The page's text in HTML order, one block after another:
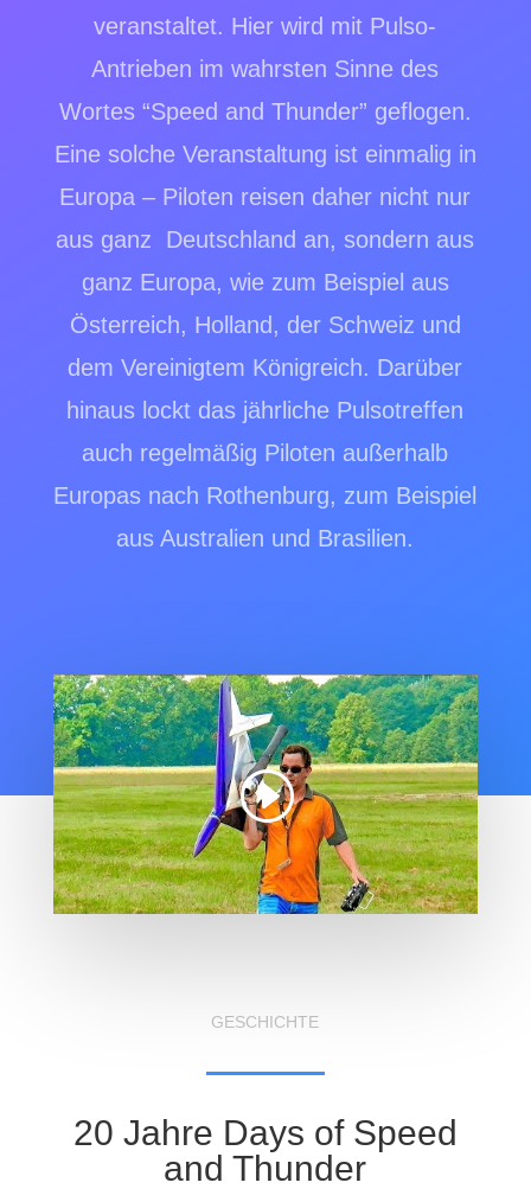
veranstaltet. Hier wird mit Pulso-
Antrieben im wahrsten Sinne des
Wortes “Speed and Thunder” geflogen.
Eine solche Veranstaltung ist einmalig in
Europa – Piloten reisen daher nicht nur
aus ganz Deutschland an, sondern aus
ganz Europa, wie zum Beispiel aus
Österreich, Holland, der Schweiz und
dem Vereinigtem Königreich. Darüber
hinaus lockt das jährliche Pulsotreffen
auch regelmäßig Piloten außerhalb
Europas nach Rothenburg, zum Beispiel
aus Australien und Brasilien.
GESCHICHTE
20 Jahre Days of Speed
and Thunder